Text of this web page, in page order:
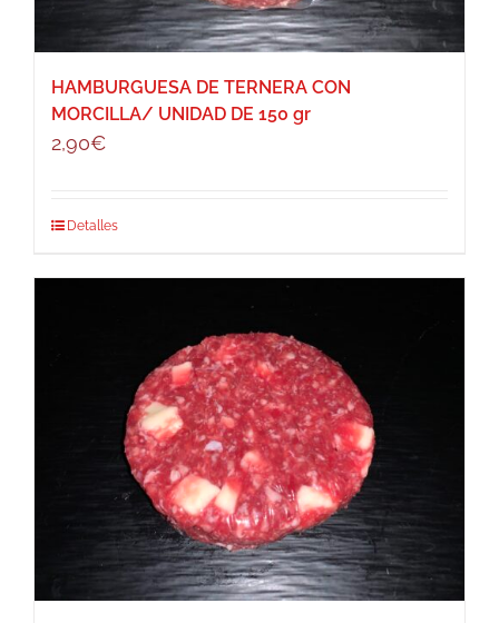
HAMBURGUESA DE TERNERA CON
MORCILLA/ UNIDAD DE 150 gr
2,90€
Detalles